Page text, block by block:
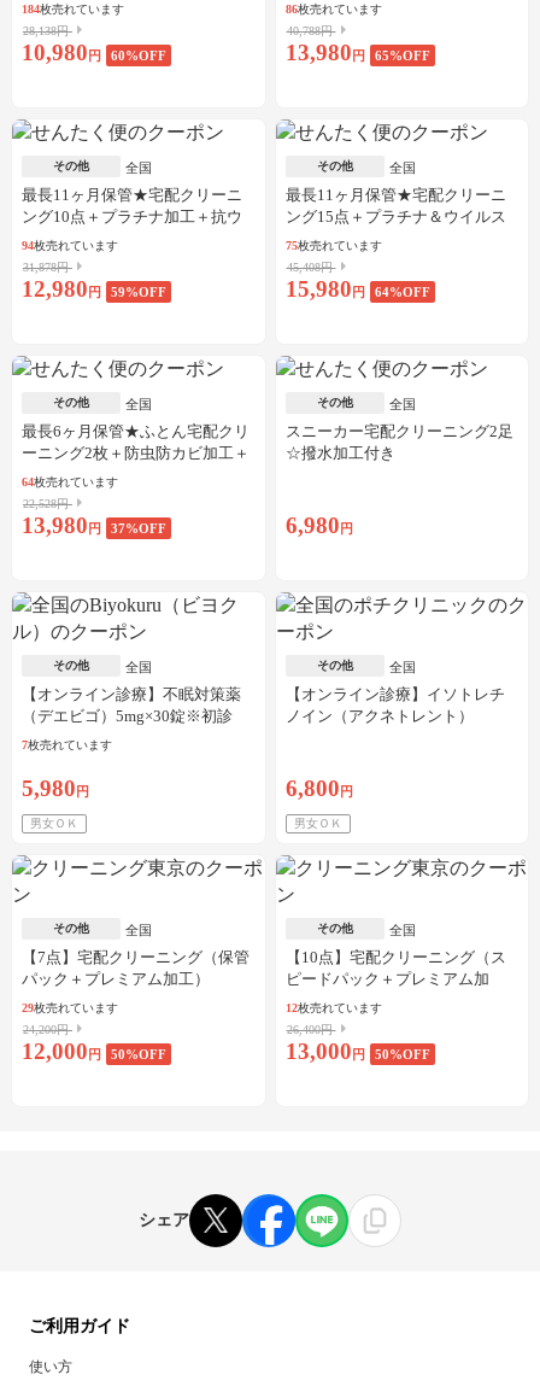
184枚売れています
28,138円
10,980 円 60%OFF
86枚売れています
40,788円
13,980 円 65%OFF
その他 全国
最長11ヶ月保管★宅配クリーニ
ング10点＋プラチナ加工＋抗ウ
イルス加工
94枚売れています
31,878円
12,980 円 59%OFF
その他 全国
最長11ヶ月保管★宅配クリーニ
ング15点＋プラチナ＆ウイルス
加工
75枚売れています
45,408円
15,980 円 64%OFF
その他 全国
最長6ヶ月保管★ふとん宅配クリ
ーニング2枚＋防虫防カビ加工＋
しみ抜き
64枚売れています
22,528円
13,980 円 37%OFF
その他 全国
スニーカー宅配クリーニング2足
☆撥水加工付き
6,980 円
その他 全国
【オンライン診療】不眠対策薬
（デエビゴ）5mg×30錠※初診
料・送料込
7枚売れています
5,980 円
男女ＯＫ
その他 全国
【オンライン診療】イソトレチ
ノイン（アクネトレント）
6,800 円
男女ＯＫ
その他 全国
【7点】宅配クリーニング（保管
パック＋プレミアム加工）
29枚売れています
24,200円
12,000 円 50%OFF
その他 全国
【10点】宅配クリーニング（ス
ピードパック＋プレミアム加
工）
12枚売れています
26,400円
13,000 円 50%OFF
シェア
ご利用ガイド
使い方